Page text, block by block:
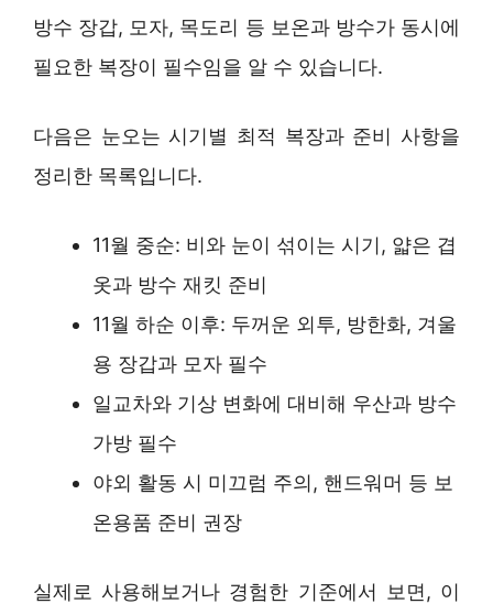
방수 장갑, 모자, 목도리 등 보온과 방수가 동시에
필요한 복장이 필수임을 알 수 있습니다.
다음은 눈오는 시기별 최적 복장과 준비 사항을
정리한 목록입니다.
11월 중순: 비와 눈이 섞이는 시기, 얇은 겹
옷과 방수 재킷 준비
11월 하순 이후: 두꺼운 외투, 방한화, 겨울
용 장갑과 모자 필수
일교차와 기상 변화에 대비해 우산과 방수
가방 필수
야외 활동 시 미끄럼 주의, 핸드워머 등 보
온용품 준비 권장
실제로 사용해보거나 경험한 기준에서 보면, 이